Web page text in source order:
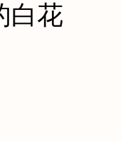
白花